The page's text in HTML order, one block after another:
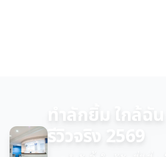
ทำลักยิ้ม ใกล้ฉั
รีวิวจริง 2569